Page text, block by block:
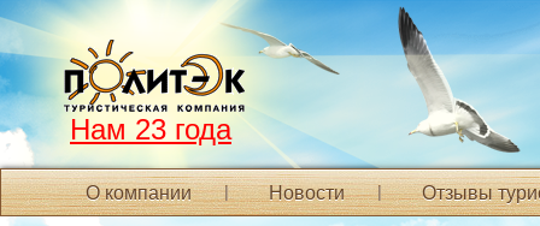
Нам 23 года
О компании Новости Отзывы